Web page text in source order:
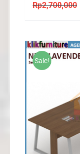
Rp2,700,000
Sale!